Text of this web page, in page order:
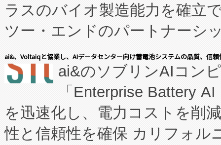
ラスのバイオ製造能力を確立
ツー・エンドのパートナーシ
表しました。 同社の実績ある
manufacturing™ (FCCM™) プ
たNeXは、バイオ医薬品製造
従来のフェッドバッチ施設の
に、患者やサプライチェーン
ai&、Voltaiqと協業し、AIデータセンター向け蓄電池システムの品質、信
ai&のソブリンAIコン
「Enterprise Battery
を迅速化し、電力コストを削
性と信頼性を確保 カリフォル